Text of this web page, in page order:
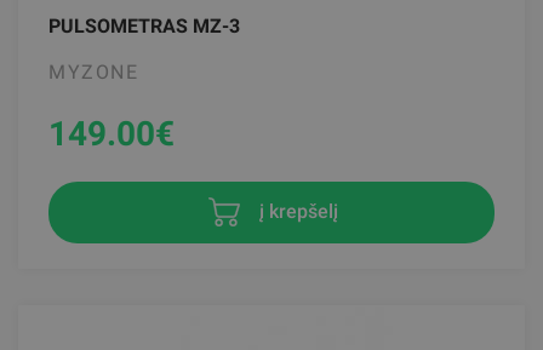
PULSOMETRAS MZ-3
MYZONE
149.00€
į krepšelį